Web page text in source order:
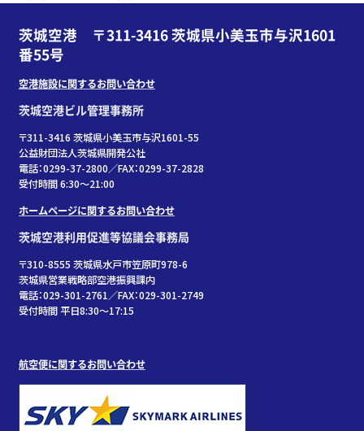
茨城空港 〒311-3416 茨城県小美玉市与沢1601
番55号
空港施設に関するお問い合わせ
茨城空港ビル管理事務所
〒311-3416 茨城県小美玉市与沢1601-55
公益財団法人茨城県開発公社
電話：0299-37-2800／FAX：0299-37-2828
受付時間 6:30〜21:00
ホームページに関するお問い合わせ
茨城空港利用促進等協議会事務局
〒310-8555 茨城県水戸市笠原町978-6
茨城県営業戦略部空港振興課内
電話：029-301-2761／FAX：029-301-2749
受付時間 平日8:30～17:15
航空便に関するお問い合わせ